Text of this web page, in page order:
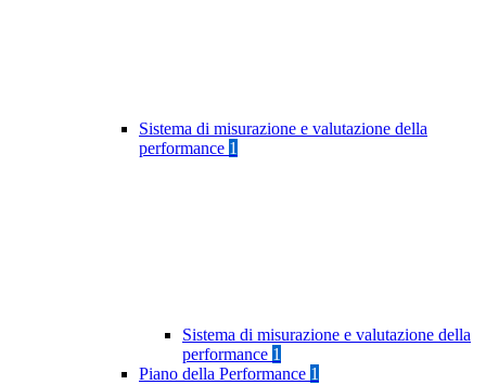
Sistema di misurazione e valutazione della
performance 1
Sistema di misurazione e valutazione della
performance 1
Piano della Performance 1